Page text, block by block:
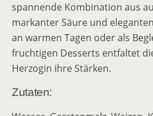
spannende Kombination aus
markanter Säure und
an warmen Tagen oder als
fruchtigen Desserts entfaltet
Herzogin ihre Stärken.
Zutaten: